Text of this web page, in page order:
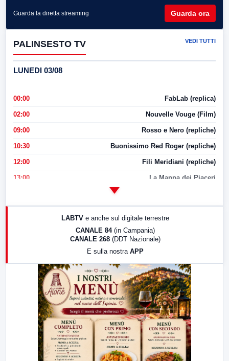
Guarda la diretta streaming Guarda ora
PALINSESTO TV VEDI TUTTI
LUNEDI 03/08
00:00 FabLab (replica)
02:00 Nouvelle Vouge (Film)
09:00 Rosso e Nero (repliche)
10:30 Buonissimo Red Roger (repliche)
12:00 Fili Meridiani (repliche)
13:00 La Mappa dei Piaceri
17:00 LabNews (replica)
LabNews (replica)
LABTV e anche sul digitale terrestre
CANALE 84 (in Campania)
CANALE 268 (DDT Nazionale)
E sulla nostra APP